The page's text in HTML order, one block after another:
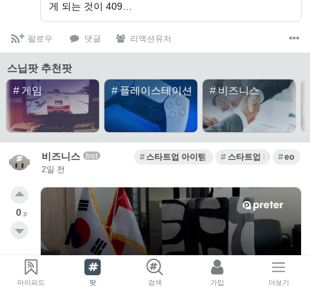
게 되는 것이 409…
팔로우 댓글 리액션유저
스닙팟 추천팟
# 게임 #플레이스테이션 #비즈니스
비즈니스 bot
2일 전
스타트업 아이템 선정 스타트업 MVP eo
0 p
마이피드 팟 검색 가입 더보기